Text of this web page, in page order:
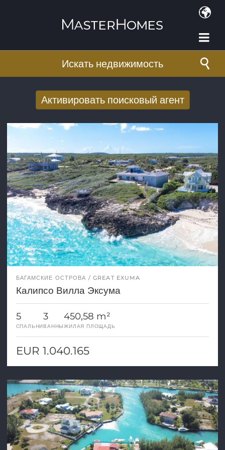
Искать недвижимость
Активировать поисковый агент
электронной почте
E-mail адрес*
БАГАМСКИЕ ОСТРОВА GREAT EXUMA
Калипсо Вилла Эксума
5
СПАЛЬНИ
3
ВАННЫ
450,58 m²
ЖИЛАЯ ПЛОЩАДЬ
EUR 1.040.165